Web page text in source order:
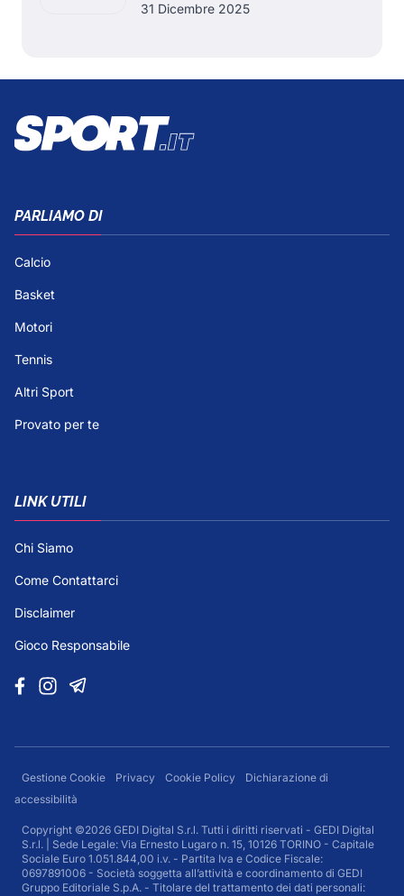
31 Dicembre 2025
PARLIAMO DI
Calcio
Basket
Motori
Tennis
Altri Sport
Provato per te
LINK UTILI
Chi Siamo
Come Contattarci
Disclaimer
Gioco Responsabile
Gestione Cookie Privacy Cookie Policy
Dichiarazione di
accessibilità
Copyright ©2026 GEDI Digital S.r.l. Tutti i diritti riservati - GEDI Digital
S.r.l. | Sede Legale: Via Ernesto Lugaro n. 15, 10126 TORINO - Capitale
Sociale Euro 1.051.844,00 i.v. - Partita Iva e Codice Fiscale:
0697891006 - Società soggetta all’attività e coordinamento di GEDI
Gruppo Editoriale S.p.A. - Titolare del trattamento dei dati personali: